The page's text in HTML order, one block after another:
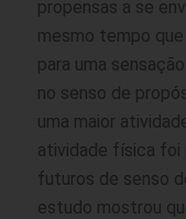
propensas a se
mesmo tempo
para uma
no senso de
uma maior
atividade física foi
futuros de senso
estudo mostrou